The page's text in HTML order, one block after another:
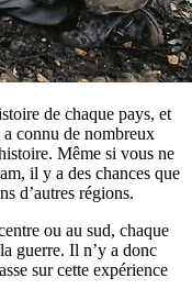
de chaque pays, et
connu de nombreux
Même si vous ne
il y a des chances que
d’autres régions.
ou au sud, chaque
guerre. Il n’y a donc
sur cette expérience